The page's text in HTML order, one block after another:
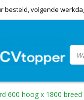
besteld, volgende
600 hoog x 1800 breed